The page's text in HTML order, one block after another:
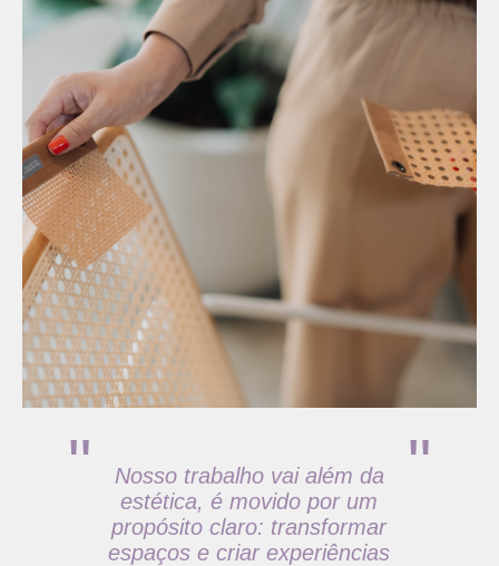
"
Nosso trabalho vai além da
estética, é movido por um
propósito claro: transformar
espaços e criar experiências
"